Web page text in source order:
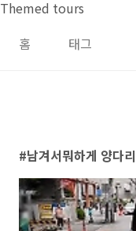
본문 바로가기
Themed tours
홈
태그
남겨서뭐하게 양다리